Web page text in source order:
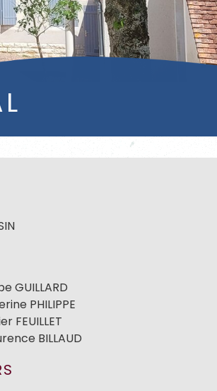
GUILLARD
PHILIPPE
FEUILLET
BILLAUD